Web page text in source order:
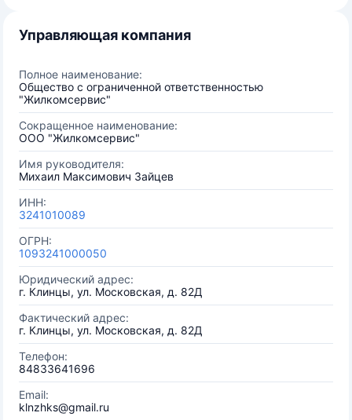
Управляющая компания
Полное наименование:
Общество с ограниченной ответственностью
"Жилкомсервис"
Сокращенное наименование:
ООО "Жилкомсервис"
Имя руководителя:
Михаил Максимович Зайцев
ИНН:
3241010089
ОГРН:
1093241000050
Юридический адрес:
г. Клинцы, ул. Московская, д. 82Д
Фактический адрес:
г. Клинцы, ул. Московская, д. 82Д
Телефон:
84833641696
Email:
klnzhks@gmail.ru